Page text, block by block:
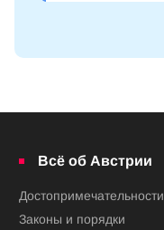
Всё об Австрии
Достопримечательности
Законы и порядки